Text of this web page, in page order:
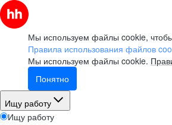
Мы используем файлы cookie,
Правила использования файлов
Мы используем файлы cookie.
Понятно
Ищу работу
Ищу работу